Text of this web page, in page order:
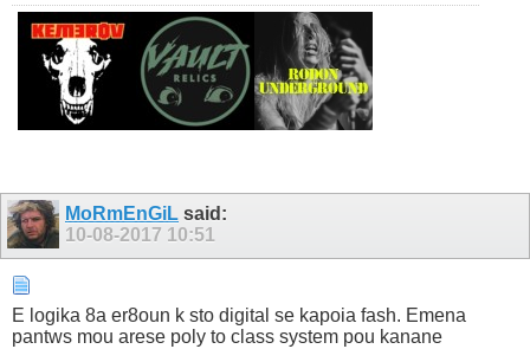
MoRmEnGiL said:
10-08-2017 10:51
E logika 8a er8oun k sto digital se kapoia fash. Emena
pantws mou arese poly to class system pou kanane